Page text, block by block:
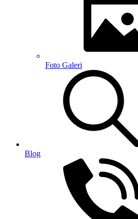
Foto Galeri
Blog